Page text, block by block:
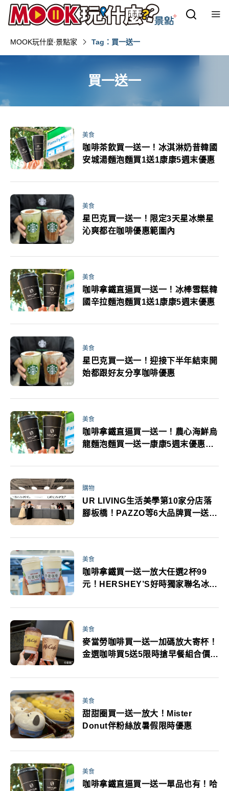
MOOK玩什麼‧景點家 Tag：買一送一
買一送一
美食
咖啡茶飲買一送一！冰淇淋奶昔韓國
安城湯麵泡麵買1送1康康5週末優惠
美食
星巴克買一送一！限定3天星冰樂星
沁爽都在咖啡優惠範圍內
美食
咖啡拿鐵直逼買一送一！冰棒雪糕韓
國辛拉麵泡麵買1送1康康5週末優惠
美食
星巴克買一送一！迎接下半年結束開
始都跟好友分享咖啡優惠
美食
咖啡拿鐵直逼買一送一！農心海鮮烏
龍麵泡麵買一送一康康5週末優惠必
購物
UR LIVING生活美學第10家分店落
腳板橋！PAZZO等6大品牌買一送一
美食
咖啡拿鐵買一送一放大任選2杯99
元！HERSHEY’S好時獨家聯名冰沙
美食
麥當勞咖啡買一送一加碼放大寄杯！
金選咖啡買5送5限時搶早餐組合價優
美食
甜甜圈買一送一放大！Mister
Donut伴粉絲放暑假限時優惠
美食
咖啡拿鐵直逼買一送一單品也有！哈